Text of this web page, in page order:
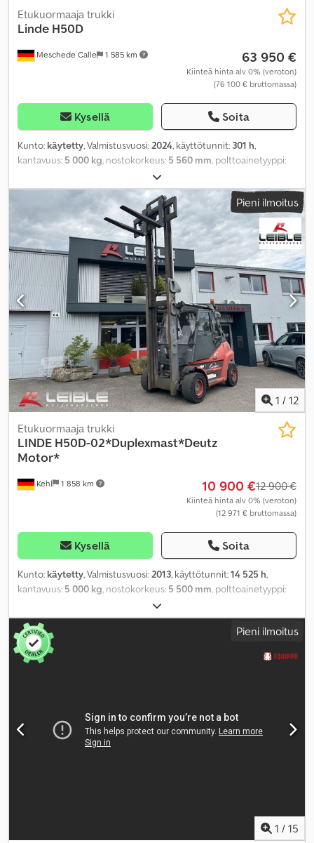
Meschede Calle 1 585 km
Etukuormaaja trukki
Linde H50D
63 950 €
Kiinteä hinta alv 0% (veroton)
(76 100 € bruttomassa)
Kysellä Soita
Kunto: käytetty, Valmistusvuosi:2024, käyttötunnit: 301 h,
kantavuus: 5 000 kg, nostokorkeus: 5 560 mm, polttoainetyyppi:
, rakennuskorkeus:
kunto:100 prosentti, väri:muu,
Pieni ilmoitus
1 / 12
Kehl 1 858 km
Etukuormaaja trukki
LINDE H50D-02*Duplexmast*Deutz
Motor*
10 900 €12 900 €
Kiinteä hinta alv 0% (veroton)
(12 971 € bruttomassa)
Kysellä Soita
Kunto: käytetty, Valmistusvuosi:2013, käyttötunnit:14 525 h,
kantavuus: 5 000 kg, nostokorkeus: 5 500 mm, polttoainetyyppi:
2 750 mm
automaattinen, Varusteet:hytti, pääharja,
Pieni ilmoitus
1 / 15